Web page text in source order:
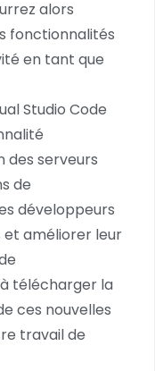
alors
fonctionnalités
en tant que
Studio Code
des serveurs
de
développeurs
et améliorer leur
télécharger la
ces nouvelles
travail de